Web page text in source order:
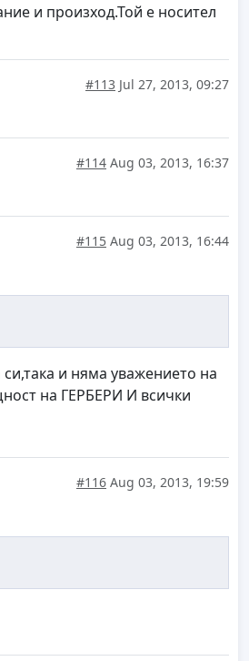
и произход.Той е носител
#113 Jul 27, 2013, 09:27
#114 Aug 03, 2013, 16:37
#115 Aug 03, 2013, 16:44
и няма уважението на
на ГЕРБЕРИ И всички
#116 Aug 03, 2013, 19:59